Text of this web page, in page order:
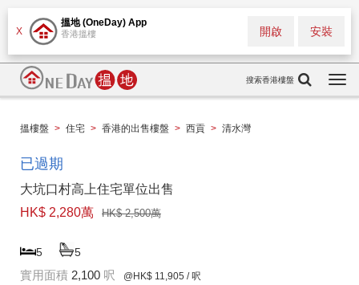
X
搵地 (OneDay) App
香港搵樓 安裝
開啟
搜索香港樓盤
搵樓盤 > 住宅 > 香港的出售樓盤 > 西貢 > 清水灣
已過期
大坑口村高上住宅單位出售
HK$ 2,280萬
HK$ 2,500萬
5 5
實用面積 2,100 呎 @HK$ 11,905 / 呎